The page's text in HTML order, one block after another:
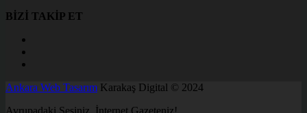
BİZİ TAKİP ET
Ankara Web Tasarım Karakaş Digital © 2024
Avrupadaki Sesiniz, İnternet Gazeteniz!